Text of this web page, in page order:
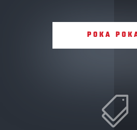
POKA
